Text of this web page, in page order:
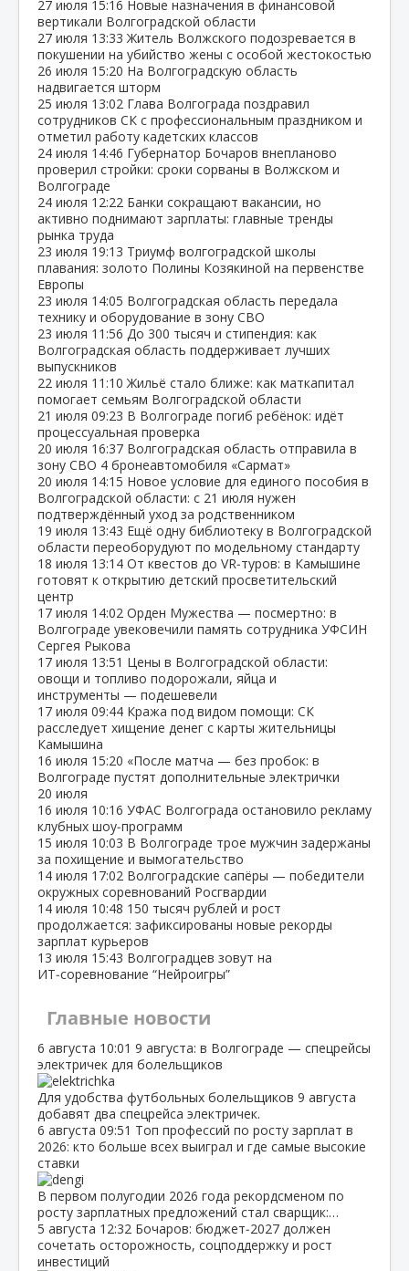
27 июля 15:16 Новые назначения в финансовой
вертикали Волгоградской области
27 июля 13:33 Житель Волжского подозревается в
покушении на убийство жены с особой жестокостью
26 июля 15:20 На Волгоградскую область
надвигается шторм
25 июля 13:02 Глава Волгограда поздравил
сотрудников СК с профессиональным праздником и
отметил работу кадетских классов
24 июля 14:46 Губернатор Бочаров внепланово
проверил стройки: сроки сорваны в Волжском и
Волгограде
24 июля 12:22 Банки сокращают вакансии, но
активно поднимают зарплаты: главные тренды
рынка труда
23 июля 19:13 Триумф волгоградской школы
плавания: золото Полины Козякиной на первенстве
Европы
23 июля 14:05 Волгоградская область передала
технику и оборудование в зону СВО
23 июля 11:56 До 300 тысяч и стипендия: как
Волгоградская область поддерживает лучших
выпускников
22 июля 11:10 Жильё стало ближе: как маткапитал
помогает семьям Волгоградской области
21 июля 09:23 В Волгограде погиб ребёнок: идёт
процессуальная проверка
20 июля 16:37 Волгоградская область отправила в
зону СВО 4 бронеавтомобиля «Сармат»
20 июля 14:15 Новое условие для единого пособия в
Волгоградской области: с 21 июля нужен
подтверждённый уход за родственником
19 июля 13:43 Ещё одну библиотеку в Волгоградской
области переоборудуют по модельному стандарту
18 июля 13:14 От квестов до VR‑туров: в Камышине
готовят к открытию детский просветительский
центр
17 июля 14:02 Орден Мужества — посмертно: в
Волгограде увековечили память сотрудника УФСИН
Сергея Рыкова
17 июля 13:51 Цены в Волгоградской области:
овощи и топливо подорожали, яйца и
инструменты — подешевели
17 июля 09:44 Кража под видом помощи: СК
расследует хищение денег с карты жительницы
Камышина
16 июля 15:20 «После матча — без пробок: в
Волгограде пустят дополнительные электрички
20 июля
16 июля 10:16 УФАС Волгограда остановило рекламу
клубных шоу‑программ
15 июля 10:03 В Волгограде трое мужчин задержаны
за похищение и вымогательство
14 июля 17:02 Волгоградские сапёры — победители
окружных соревнований Росгвардии
14 июля 10:48 150 тысяч рублей и рост
продолжается: зафиксированы новые рекорды
зарплат курьеров
13 июля 15:43 Волгоградцев зовут на
ИТ‑соревнование “Нейроигры”
Главные новости
6 августа 10:01 9 августа: в Волгограде — спецрейсы
электричек для болельщиков
Для удобства футбольных болельщиков 9 августа
добавят два спецрейса электричек.
6 августа 09:51 Топ профессий по росту зарплат в
2026: кто больше всех выиграл и где самые высокие
ставки
В первом полугодии 2026 года рекордсменом по
росту зарплатных предложений стал сварщик:…
5 августа 12:32 Бочаров: бюджет‑2027 должен
сочетать осторожность, соцподдержку и рост
инвестиций